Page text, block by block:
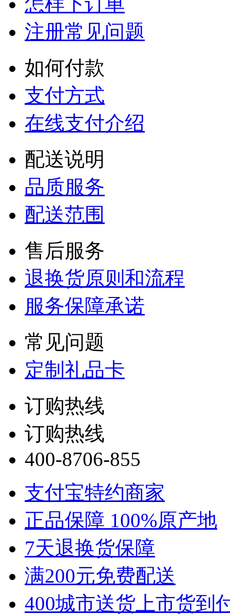
注册常见问题
如何付款
支付方式
在线支付介绍
配送说明
品质服务
配送范围
售后服务
退换货原则和流程
服务保障承诺
常见问题
定制礼品卡
订购热线
订购热线
400-8706-855
支付宝特约商家
正品保障 100%原产地
7天退换货保障
满200元免费配送
400城市送货上市货到